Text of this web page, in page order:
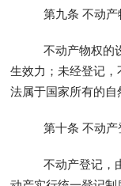
第九条 不动产
不动产物权的设
生效力；未经登记
法属于国家所有的自
第十条 不动产
不动产登记，由